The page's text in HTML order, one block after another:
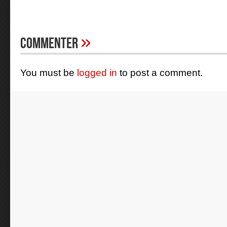
Commenter»
You must be logged in to post a comment.